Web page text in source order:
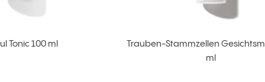
Tonic 100 ml
Trauben-Stammzellen
ml